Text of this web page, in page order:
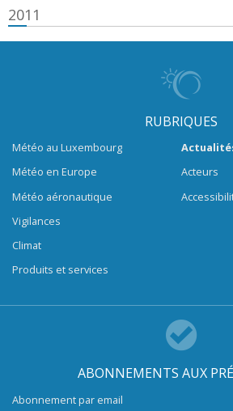
2011
RUBRIQUES
Météo au Luxembourg
Météo en Europe
Météo aéronautique
Vigilances
Climat
Produits et services
Acteurs
ABONNEMENTS AUX
Abonnement par email